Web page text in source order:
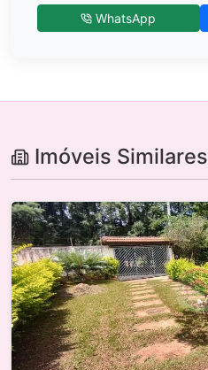
WhatsApp
Imóveis Similares